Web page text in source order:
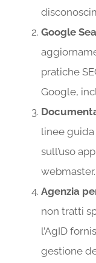
Google
pratiche
Google,
linee
sull’uso
webmaster.
Agenzia
non tratti
l’AgID
gestione